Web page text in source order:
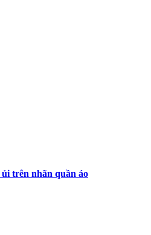
trên nhãn quần áo